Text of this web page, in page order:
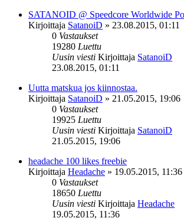
SATANOID @ Speedcore Worldwide
Kirjoittaja SatanoiD » 23.08.2015, 01:11
0 Vastaukset
19280 Luettu
Uusin viesti Kirjoittaja SatanoiD
23.08.2015, 01:11
Uutta matskua jos kiinnostaa.
Kirjoittaja SatanoiD » 21.05.2015, 19:06
0 Vastaukset
19925 Luettu
Uusin viesti Kirjoittaja SatanoiD
21.05.2015, 19:06
headache 100 likes freebie
Kirjoittaja Headache » 19.05.2015, 11:36
0 Vastaukset
18650 Luettu
Uusin viesti Kirjoittaja Headache
19.05.2015, 11:36